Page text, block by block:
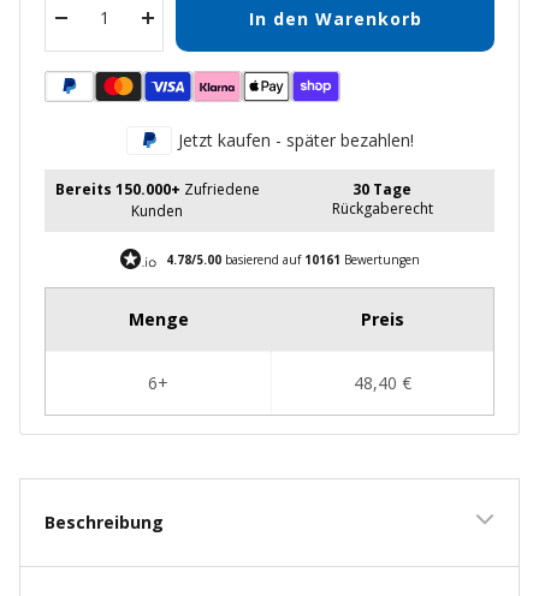
Menge
verringern
Menge
erhöhen
In den Warenkorb
Jetzt kaufen - später bezahlen!
Bereits 150.000+ Zufriedene
Kunden
30 Tage
Rückgaberecht
4.78/5.00basierend auf 10161 Bewertungen
Beschreibung